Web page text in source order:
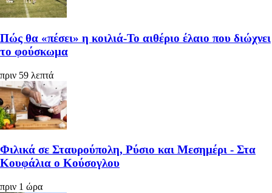
Πώς θα «πέσει» η κοιλιά-Το αιθέριο έλαιο που διώχνει
το φούσκωμα
πριν 59 λεπτά
Φιλικά σε Σταυρούπολη, Ρύσιο και Μεσημέρι - Στα
Κουφάλια ο Κούσογλου
πριν 1 ώρα